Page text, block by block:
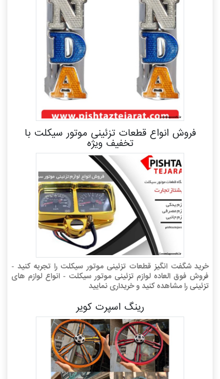
فروش انواع قطعات تزئینی موتور سیکلت با
تخفیف ویژه
خرید شگفت انگیز قطعات تزئینی موتور سیکلت را تجربه کنید -
فروش فوق العاده لوازم تزئینی موتور سیکلت - انواع لوازم های
تزئینی را مشاهده کنید و خریداری نمایید
رینگ اسپرت کویر